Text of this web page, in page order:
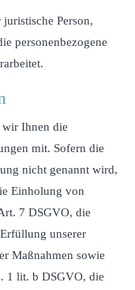
Person,
personenbezogene
Ihnen die
mit. Sofern die
nicht genannt wird,
Einholung von
7 DSGVO, die
unserer
Maßnahmen sowie
1 lit. b DSGVO, die